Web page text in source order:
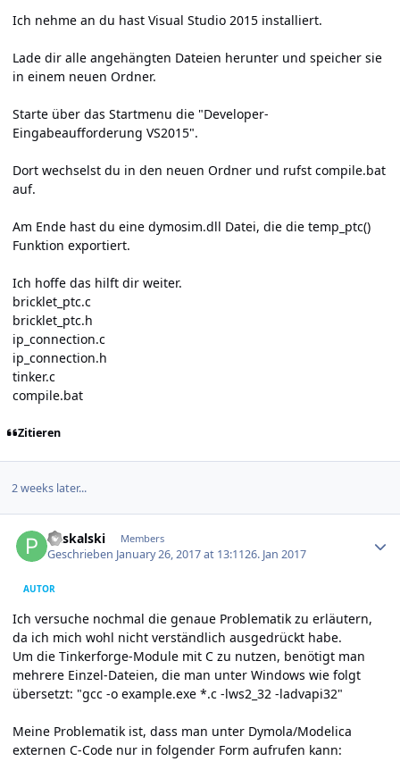
Ich nehme an du hast Visual Studio 2015 installiert.
Lade dir alle angehängten Dateien herunter und speicher sie
in einem neuen Ordner.
Starte über das Startmenu die "Developer-
Eingabeaufforderung VS2015".
Dort wechselst du in den neuen Ordner und rufst compile.bat
auf.
Am Ende hast du eine dymosim.dll Datei, die die temp_ptc()
Funktion exportiert.
Ich hoffe das hilft dir weiter.
bricklet_ptc.c
bricklet_ptc.h
ip_connection.c
ip_connection.h
tinker.c
compile.bat
Zitieren
2 weeks later...
Paskalski Members
Geschrieben January 26, 2017 at 13:1126. Jan 2017
AUTOR
Ich versuche nochmal die genaue Problematik zu erläutern,
da ich mich wohl nicht verständlich ausgedrückt habe.
Um die Tinkerforge-Module mit C zu nutzen, benötigt man
mehrere Einzel-Dateien, die man unter Windows wie folgt
übersetzt: "gcc -o example.exe *.c -lws2_32 -ladvapi32"
Meine Problematik ist, dass man unter Dymola/Modelica
externen C-Code nur in folgender Form aufrufen kann: